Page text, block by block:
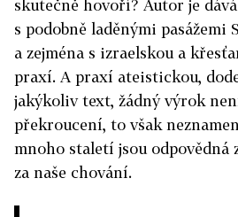
skutečně hovoří? Autor je
s podobně laděnými pasážemi
a zejména s izraelskou a
praxí. A praxí ateistickou,
jakýkoliv text, žádný výrok
překroucení, to však
mnoho staletí jsou odpovědná
za naše chování.